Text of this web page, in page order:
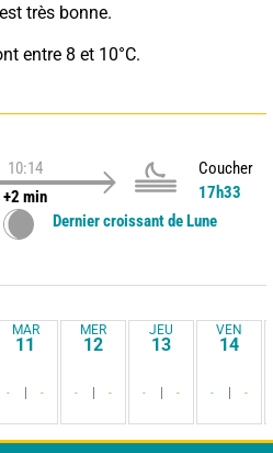
très bonne.
entre 8 et 10°C.
10:14
+2 min
Coucher
17h33
Dernier croissant de Lune
MAR
11
- -
MER
12
- -
JEU
13
- -
VEN
14
- -